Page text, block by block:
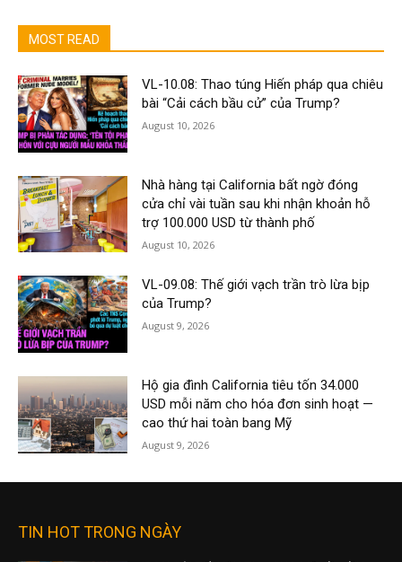
MOST READ
VL-10.08: Thao túng Hiến pháp qua chiêu
bài “Cải cách bầu cử” của Trump?
August 10, 2026
Nhà hàng tại California bất ngờ đóng
cửa chỉ vài tuần sau khi nhận khoản hỗ
trợ 100.000 USD từ thành phố
August 10, 2026
VL-09.08: Thế giới vạch trần trò lừa bịp
của Trump?
August 9, 2026
Hộ gia đình California tiêu tốn 34.000
USD mỗi năm cho hóa đơn sinh hoạt —
cao thứ hai toàn bang Mỹ
August 9, 2026
TIN HOT TRONG NGÀY